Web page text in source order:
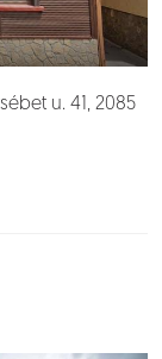
u. 41, 2085